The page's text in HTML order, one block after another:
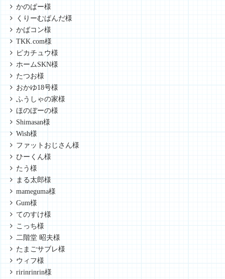
かのぱー様
くりーむぱんだ様
かばコン様
TKK.com様
ピカチュウ様
ホームSKN様
たつお様
おかゆ18号様
ふうしゃの家様
ほのぼーの様
Shimasan様
Wish様
ファットおじさん様
ひーくん様
たう様
まる太郎様
mameguma様
Gum様
てのすけ様
こっち様
二階堂 昭夫様
たまごサブレ様
ウィフ様
ririnrinrin様